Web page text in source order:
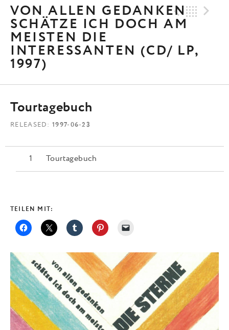
VON ALLEN GEDANKEN
SCHÄTZE ICH DOCH AM
MEISTEN DIE
INTERESSANTEN (CD/ LP,
1997)
Tourtagebuch
RELEASED 1997-06-23
Tourtagebuch
TEILEN MIT: